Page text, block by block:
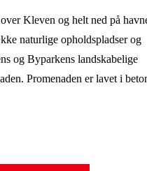
Kleven og helt ned på
naturlige opholdspladser og
og Byparkens landskabelige
Promenaden er lavet i